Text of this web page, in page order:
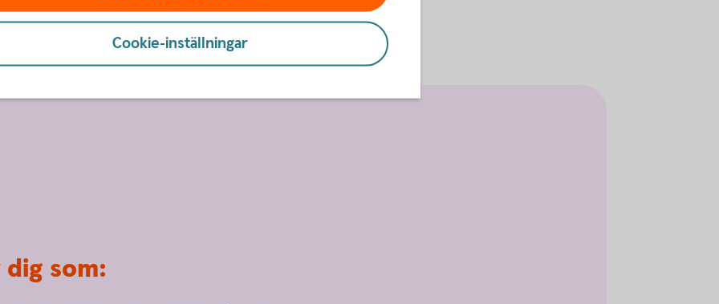
som:
Cookie-inställningar